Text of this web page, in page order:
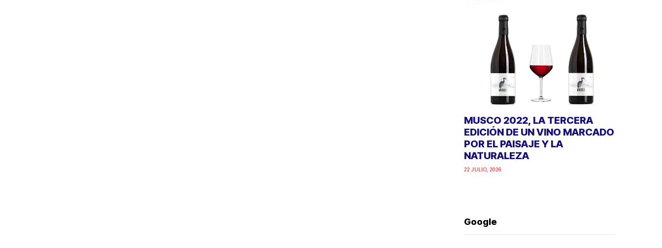
MUSCO 2022, LA TERCERA
EDICIÓN DE UN VINO MARCADO
POR EL PAISAJE Y LA
NATURALEZA
22 JULIO, 2026
Google